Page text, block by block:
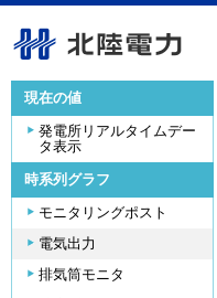
現在の値
発電所リアルタイムデー
タ表示
時系列グラフ
モニタリングポスト
電気出力
排気筒モニタ